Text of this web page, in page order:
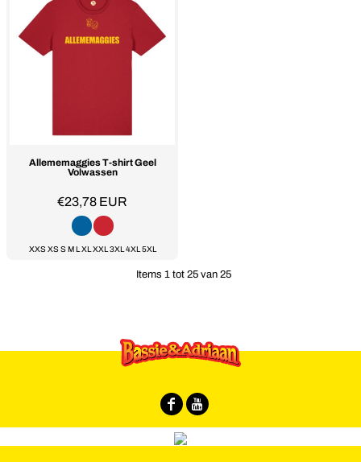
Allememaggies T-shirt Geel
Volwassen
€23,78 EUR
XXS XS S M L XL XXL 3XL 4XL 5XL
Items 1 tot 25 van 25